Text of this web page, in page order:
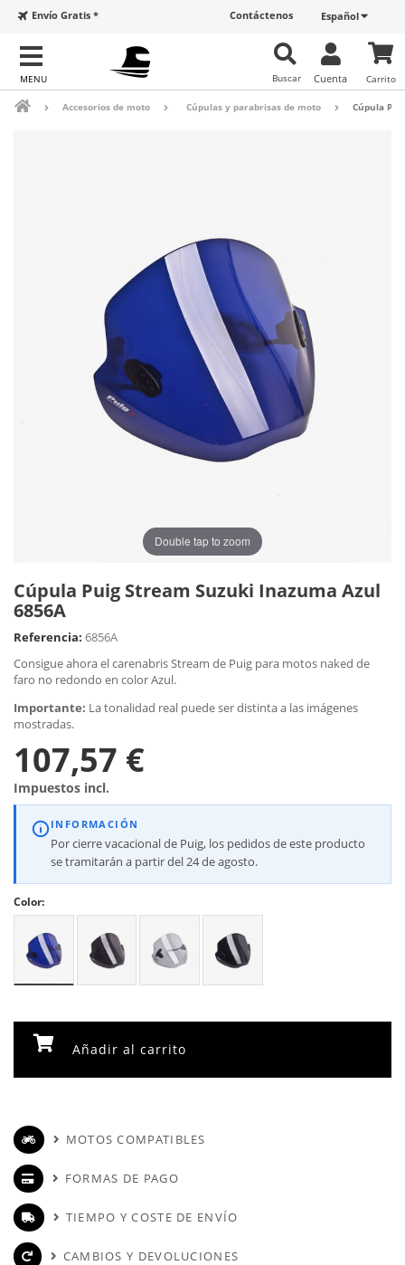
Español
Contáctenos
Envío Gratis *
Carrito
Cuenta
Buscar
Accesorios de moto Cúpulas y parabrisas de moto Cúpula
Double tap to zoom
Cúpula Puig Stream Suzuki Inazuma Azul
6856A
Referencia: 6856A
Consigue ahora el carenabris Stream de Puig para motos naked de
faro no redondo en color Azul.
Importante: La tonalidad real puede ser distinta a las imágenes
mostradas.
107,57 €
Impuestos incl.
INFORMACIÓN
Por cierre vacacional de Puig, los pedidos de este producto
se tramitarán a partir del 24 de agosto.
Color:
Añadir al carrito
MOTOS COMPATIBLES
FORMAS DE PAGO
TIEMPO Y COSTE DE ENVÍO
CAMBIOS Y DEVOLUCIONES